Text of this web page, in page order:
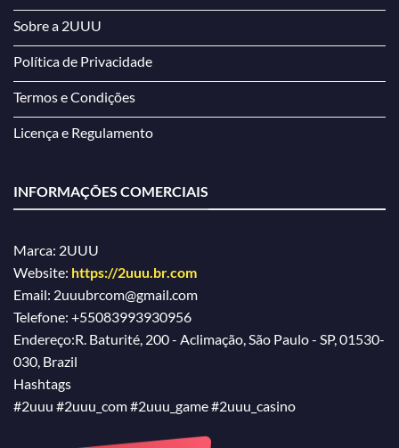
Sobre a 2UUU
Política de Privacidade
Termos e Condições
Licença e Regulamento
INFORMAÇÕES COMERCIAIS
Marca: 2UUU
Website: https://2uuu.br.com
Email: 2uuubrcom@gmail.com
Telefone: +55083993930956
Endereço:R. Baturité, 200 - Aclimação, São Paulo - SP, 01530-
030, Brazil
Hashtags
#2uuu #2uuu_com #2uuu_game #2uuu_casino